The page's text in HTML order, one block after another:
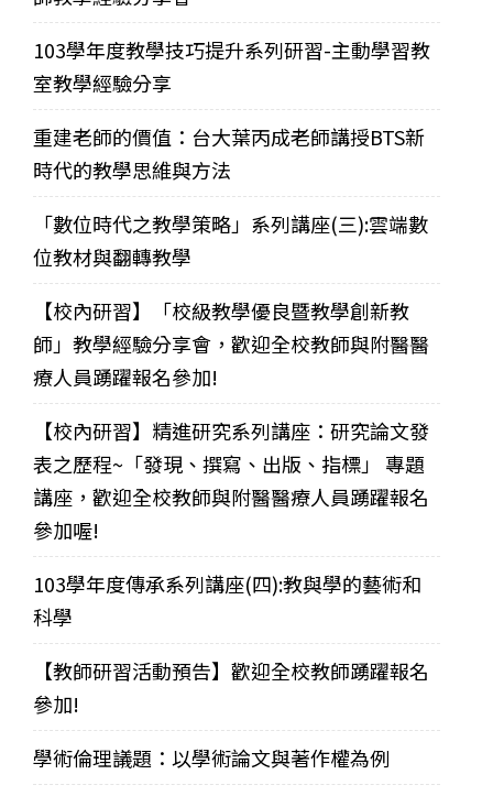
103學年度教學技巧提升系列研習-主動學習教
室教學經驗分享
重建老師的價值：台大葉丙成老師講授BTS新
時代的教學思維與方法
「數位時代之教學策略」系列講座(三):雲端數
位教材與翻轉教學
【校內研習】「校級教學優良暨教學創新教
師」教學經驗分享會，歡迎全校教師與附醫醫
療人員踴躍報名參加!
【校內研習】精進研究系列講座：研究論文發
表之歷程~「發現、撰寫、出版、指標」 專題
講座，歡迎全校教師與附醫醫療人員踴躍報名
參加喔!
103學年度傳承系列講座(四):教與學的藝術和
科學
【教師研習活動預告】歡迎全校教師踴躍報名
參加!
學術倫理議題：以學術論文與著作權為例